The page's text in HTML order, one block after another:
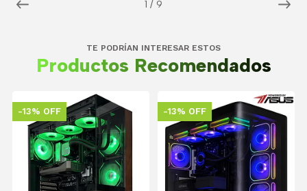
1 / 9
TE PODRÍAN INTERESAR ESTOS
Productos Recomendados
-13% OFF -13% OFF